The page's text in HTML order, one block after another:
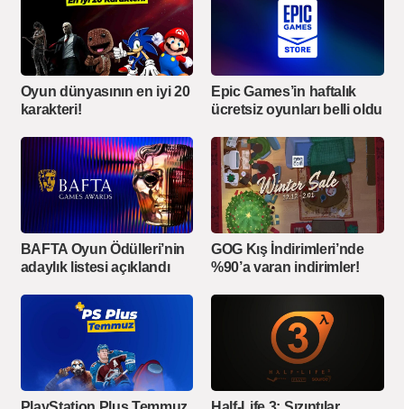
Oyun dünyasının en iyi 20
karakteri!
Epic Games’in haftalık
ücretsiz oyunları belli oldu
BAFTA Oyun Ödülleri’nin
adaylık listesi açıklandı
GOG Kış İndirimleri’nde
%90’a varan indirimler!